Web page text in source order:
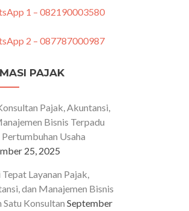
1 – 082190003580
2 – 087787000987
PAJAK
Pajak, Akuntansi,
Bisnis Terpadu
Usaha
25, 2025
Tepat Layanan Pajak,
dan Manajemen Bisnis
Satu Konsultan September